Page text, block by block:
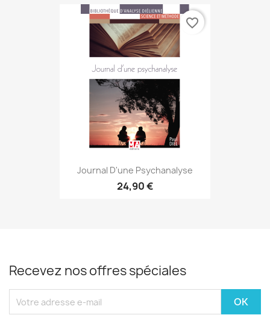
Journal D'une Psychanalyse
24,90 €
favorite_border
Recevez nos offres spéciales